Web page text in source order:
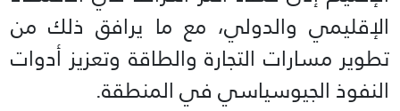
الإقليمي والدولي، مع ما يرافق ذلك من
تطوير مسارات التجارة والطاقة وتعزيز أدوات
النفوذ الجيوسياسي في المنطقة.